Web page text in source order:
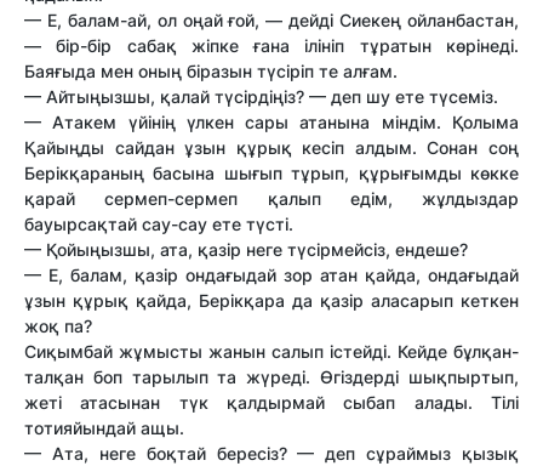
— Е, балам-ай, ол оңай ғой, — дейді Сиекең ойланбастан,
— бір-бір сабақ жіпке ғана ілініп тұратын көрінеді.
Баяғыда мен оның біразын түсіріп те алғам.
— Айтыңызшы, қалай түсірдіңіз? — деп шу ете түсеміз.
— Атакем үйінің үлкен сары атанына міндім. Қолыма
Қайыңды сайдан ұзын құрық кесіп алдым. Сонан соң
Берікқараның басына шығып тұрып, құрығымды көкке
қарай сермеп-сермеп қалып едім, жұлдыздар
бауырсақтай cay-сay ете түсті.
— Қойыңызшы, ата, қазір неге түсірмейсіз, ендеше?
— Е, балам, қазір ондағыдай зор атан қайда, ондағыдай
ұзын құрық қайда, Берікқара да қазір аласарып кеткен
жоқ па?
Сиқымбай жұмысты жанын салып істейді. Кейде бұлқан-
талқан боп тарылып та жүреді. Өгіздерді шықпыртып,
жеті атасынан түк қалдырмай сыбап алады. Тілі
тотияйындай ащы.
— Ата, неге боқтай бересіз? — деп сұраймыз қызық